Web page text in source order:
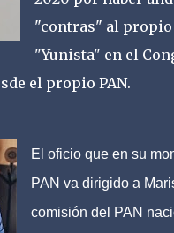
"contras" al propio
"Yunista" en el
el propio PAN.
El oficio que en su
PAN va dirigido a
comisión del PAN